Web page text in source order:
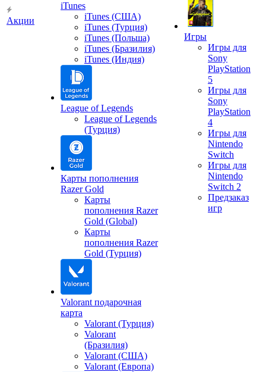
Акции
iTunes
iTunes (США)
iTunes (Турция)
iTunes (Польша)
iTunes (Бразилия)
iTunes (Индия)
League of Legends
League of Legends
(Турция)
Карты пополнения
Razer Gold
Карты
пополнения Razer
Gold (Global)
Карты
пополнения Razer
Gold (Турция)
Valorant подарочная
карта
Valorant (Турция)
Valorant
(Бразилия)
Valorant (США)
Valorant (Европа)
Игры
Игры для
Sony
PlayStation
5
Игры для
Sony
PlayStation
4
Игры для
Nintendo
Switch
Игры для
Nintendo
Switch 2
Предзаказ
игр